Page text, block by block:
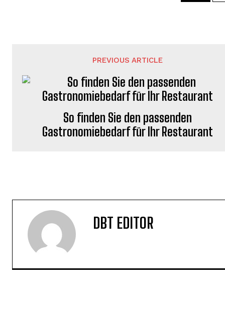
PREVIOUS ARTICLE
So finden Sie den passenden
Gastronomiebedarf für Ihr Restaurant
DBT EDITOR